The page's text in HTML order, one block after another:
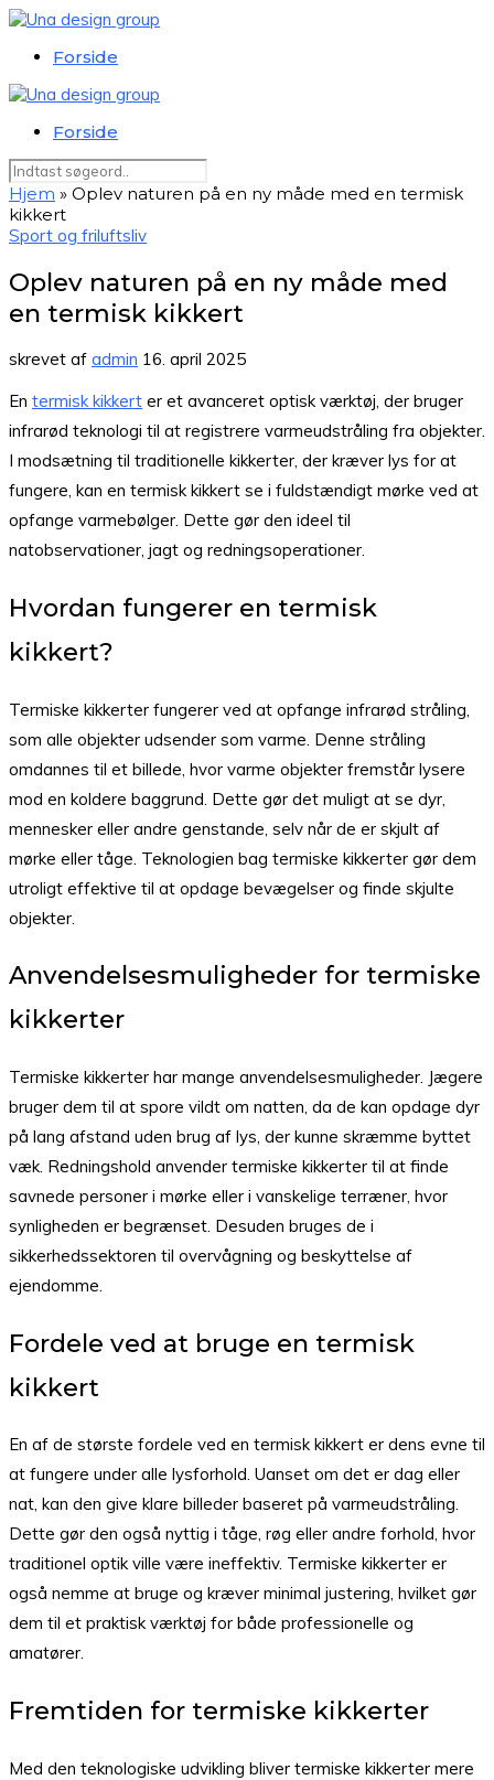
Forside
Forside
Hjem » Oplev naturen på en ny måde med en termisk
kikkert
Sport og friluftsliv
Oplev naturen på en ny måde med
en termisk kikkert
skrevet af admin 16. april 2025
En termisk kikkert er et avanceret optisk værktøj, der bruger
infrarød teknologi til at registrere varmeudstråling fra objekter.
I modsætning til traditionelle kikkerter, der kræver lys for at
fungere, kan en termisk kikkert se i fuldstændigt mørke ved at
opfange varmebølger. Dette gør den ideel til
natobservationer, jagt og redningsoperationer.
Hvordan fungerer en termisk
kikkert?
Termiske kikkerter fungerer ved at opfange infrarød stråling,
som alle objekter udsender som varme. Denne stråling
omdannes til et billede, hvor varme objekter fremstår lysere
mod en koldere baggrund. Dette gør det muligt at se dyr,
mennesker eller andre genstande, selv når de er skjult af
mørke eller tåge. Teknologien bag termiske kikkerter gør dem
utroligt effektive til at opdage bevægelser og finde skjulte
objekter.
Anvendelsesmuligheder for termiske
kikkerter
Termiske kikkerter har mange anvendelsesmuligheder. Jægere
bruger dem til at spore vildt om natten, da de kan opdage dyr
på lang afstand uden brug af lys, der kunne skræmme byttet
væk. Redningshold anvender termiske kikkerter til at finde
savnede personer i mørke eller i vanskelige terræner, hvor
synligheden er begrænset. Desuden bruges de i
sikkerhedssektoren til overvågning og beskyttelse af
ejendomme.
Fordele ved at bruge en termisk
kikkert
En af de største fordele ved en termisk kikkert er dens evne til
at fungere under alle lysforhold. Uanset om det er dag eller
nat, kan den give klare billeder baseret på varmeudstråling.
Dette gør den også nyttig i tåge, røg eller andre forhold, hvor
traditionel optik ville være ineffektiv. Termiske kikkerter er
også nemme at bruge og kræver minimal justering, hvilket gør
dem til et praktisk værktøj for både professionelle og
amatører.
Fremtiden for termiske kikkerter
Med den teknologiske udvikling bliver termiske kikkerter mere